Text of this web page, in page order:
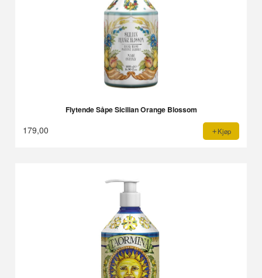
Flytende Såpe Sicilian Orange Blossom
179,00 Kjøp